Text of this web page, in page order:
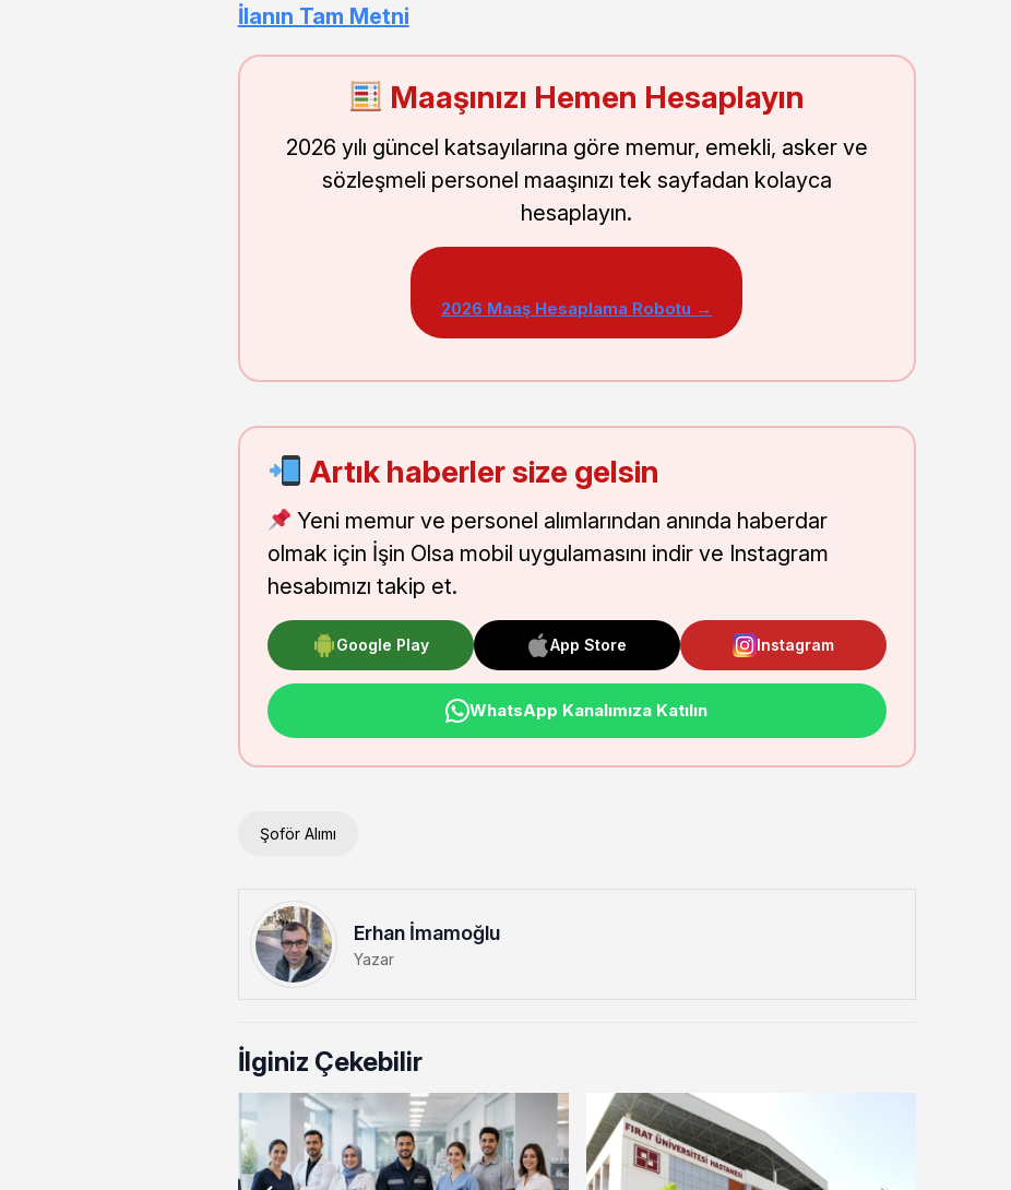
İlanın Tam Metni
Maaşınızı Hemen Hesaplayın
2026 yılı güncel katsayılarına göre memur, emekli, asker ve
sözleşmeli personel maaşınızı tek sayfadan kolayca
hesaplayın.
2026 Maaş Hesaplama Robotu →
Artık haberler size gelsin
Yeni memur ve personel alımlarından anında haberdar
olmak için İşin Olsa mobil uygulamasını indir ve Instagram
hesabımızı takip et.
Google Play App Store Instagram
WhatsApp Kanalımıza Katılın
Şoför Alımı
Erhan İmamoğlu
Yazar
İlginiz Çekebilir